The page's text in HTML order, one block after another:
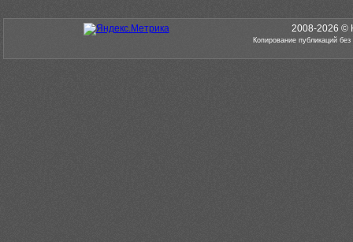
2008-2026 ©
Копирование публикаций